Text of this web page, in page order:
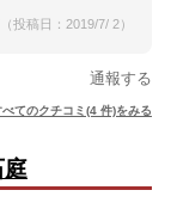
投稿日：2019/7/ 2）
通報する
べてのクチコミ(4 件)をみる